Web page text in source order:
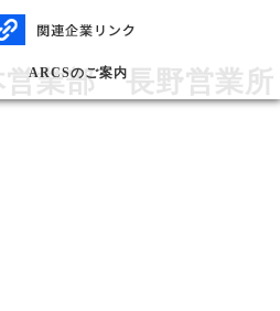
ARCSのご案内
営業部 長野営業所